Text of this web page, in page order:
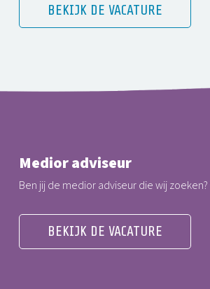
BEKIJK DE VACATURE
Medior adviseur
Ben jij de medior adviseur die wij
BEKIJK DE VACATURE